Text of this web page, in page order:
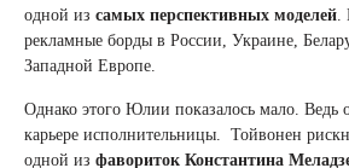
одной из самых перспективных моделей.
рекламные борды в России, Украине,
Западной Европе.
Однако этого Юлии показалось мало. Ведь
карьере исполнительницы. Тойвонен
одной из фавориток Константина